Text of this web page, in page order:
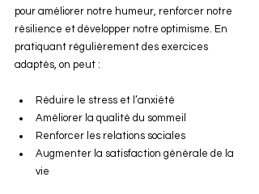
pour améliorer notre humeur, renforcer notre
résilience et développer notre optimisme. En
pratiquant régulièrement des exercices
adaptés, on peut :
Réduire le stress et l’anxiété
Améliorer la qualité du sommeil
Renforcer les relations sociales
Augmenter la satisfaction générale de la
vie